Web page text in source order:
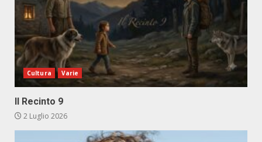
Cultura Varie
Il Recinto 9
2 Luglio 2026